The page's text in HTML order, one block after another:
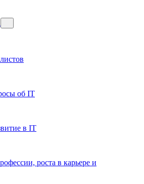
об IT
в IT
роста в карьере и